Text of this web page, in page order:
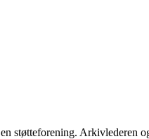
støtteforening. Arkivlederen